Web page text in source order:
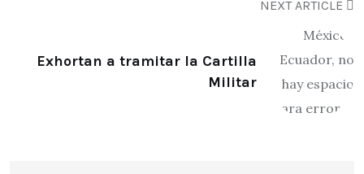
NEXT ARTICLE
Exhortan a tramitar la Cartilla
Militar